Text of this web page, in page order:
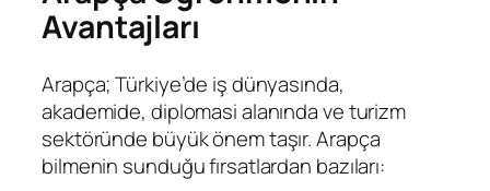
Avantajları
Arapça; Türkiye’de iş dünyasında,
akademide, diplomasi alanında ve turizm
sektöründe büyük önem taşır. Arapça
bilmenin sunduğu fırsatlardan bazıları: